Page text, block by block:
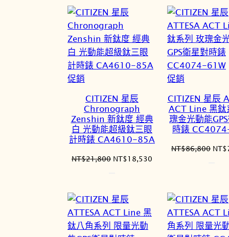
NT$12,865。
促銷
商
品
CITIZEN 星辰
Chronograph
Zenshin 新鈦度 經典
白 光動能超級鈦三眼
計時錶 CA4610-85A
NT$21,800 原
NT$21,800。
NT$18,530
NT$18,530。
促銷
商
品
CITIZEN 星辰
ACT Line 黑鈦
瑰金光動能
時錶
NT$86,800 原
NT$